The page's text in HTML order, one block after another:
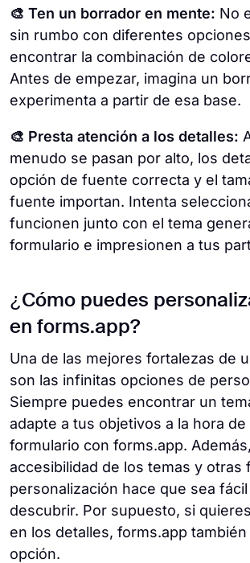
🎨 Ten un borrador en mente: No
sin rumbo con diferentes
encontrar la combinación de
Antes de empezar, imagina un
experimenta a partir de esa base.
🎨 Presta atención a los detalles:
menudo se pasan por alto, los
opción de fuente correcta y el
fuente importan. Intenta
funcionen junto con el tema
formulario e impresionen a tus
¿Cómo puedes
en forms.app?
Una de las mejores fortalezas de
son las infinitas opciones de
Siempre puedes encontrar un
adapte a tus objetivos a la hora
formulario con forms.app.
accesibilidad de los temas y otras
personalización hace que sea
descubrir. Por supuesto, si
en los detalles, forms.app
opción.